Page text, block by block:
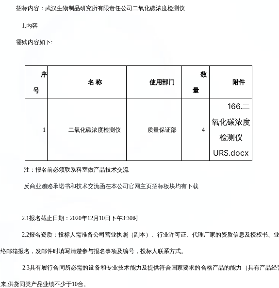
招标内容：武汉生物制品研究所有限责任公司二氧化碳浓度检测仪
1.内容
需购内容如下:
序
号
名 称 使用部门
数
量
附件
1 二氧化碳浓度检测仪 质量保证部 4
166.二
氧化碳浓度
检测仪
URS.docx
注：报名前必须联系科室做产品技术交流
反商业贿赂承诺书和技术交流函在本公司官网主页招标板块均有下载
2.1报名截止日期：2020年12月10日下午3:30时
2.2报名资质：投标人需准备公司营业执照（副本）、行业许可证、代理厂家的资质信息及授权书、
络邮箱报名，发邮件时填写清楚参与报名事项及编号，投标人联系方式。
2.3具有履行合同所必需的设备和专业技术能力及提供符合国家要求的合格产品的能力（具有产品
来,供货同类产品业绩不少于10台。